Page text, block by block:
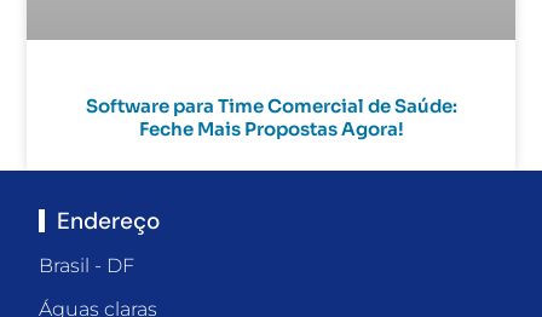
Software para Time Comercial de Saúde:
Feche Mais Propostas Agora!
Endereço
Brasil - DF
Águas claras